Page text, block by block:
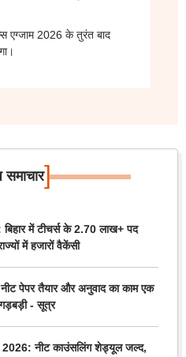
एग्जाम 2026 के तुरंत बाद
समाचार]
में टीचर्स के 2.70 लाख+ पद
में हजारों वैकेंसी
पेपर तैयार और अनुवाद का काम एक
- सूत्र
नीट काउंसलिंग शेड्यूल जल्द,